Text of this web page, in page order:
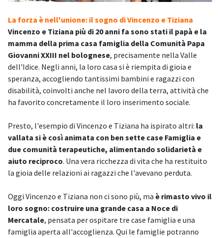
La forza è nell'unione: il sogno di Vincenzo e Tiziana
Vincenzo e Tiziana più di 20 anni fa sono stati il papà e la
mamma della prima casa famiglia della Comunità Papa
Giovanni XXIII nel bolognese, precisamente nella Valle
dell'Idice. Negli anni, la loro casa si è riempita di gioia e
speranza, accogliendo tantissimi bambini e ragazzi con
disabilità, coinvolti anche nel lavoro della terra, attività che
ha favorito concretamente il loro inserimento sociale.
Presto, l'esempio di Vincenzo e Tiziana ha ispirato altri: la
vallata si è così animata con ben sette case Famiglia e
due comunità terapeutiche, alimentando solidarietà e
aiuto reciproco. Una vera ricchezza di vita che ha restituito
la gioia delle relazioni ai ragazzi che l'avevano perduta.
Oggi Vincenzo e Tiziana non ci sono più, ma è rimasto vivo il
loro sogno: costruire una grande casa a Noce di
Mercatale, pensata per ospitare tre case famiglia e una
famiglia aperta all'accoglienza. Qui le famiglie potranno